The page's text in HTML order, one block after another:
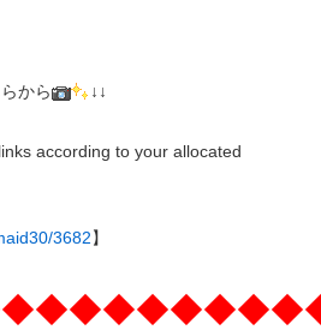
から ↓↓
according to your allocated
3682】